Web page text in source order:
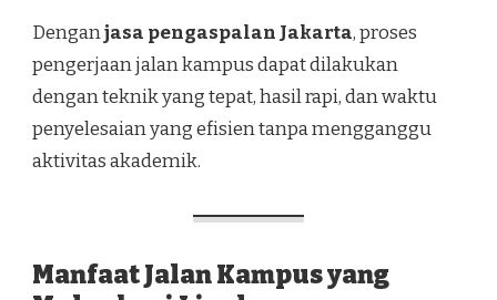
Denganjasa pengaspalan Jakarta, proses
pengerjaan jalan kampus dapat dilakukan
dengan teknik yang tepat, hasil rapi, dan waktu
penyelesaian yang efisien tanpa mengganggu
aktivitas akademik.
Manfaat Jalan Kampus yang